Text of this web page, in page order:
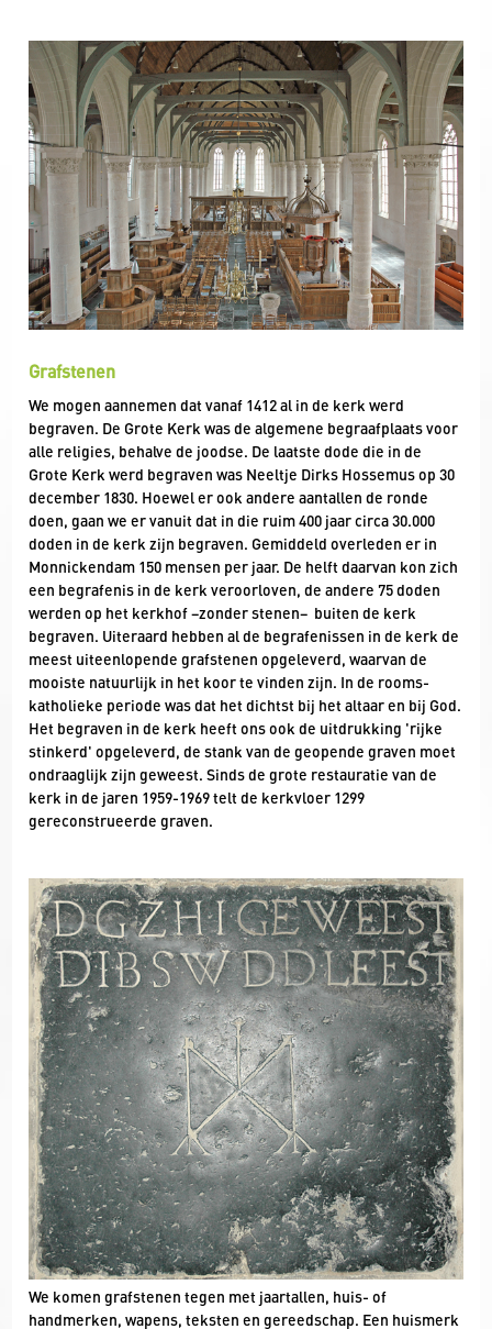
Grafstenen
We mogen aannemen dat vanaf 1412 al in de kerk werd
begraven. De Grote Kerk was de algemene begraafplaats voor
alle religies, behalve de joodse. De laatste dode die in de
Grote Kerk werd begraven was Neeltje Dirks Hossemus op 30
december 1830. Hoewel er ook andere aantallen de ronde
doen, gaan we er vanuit dat in die ruim 400 jaar circa 30.000
doden in de kerk zijn begraven. Gemiddeld overleden er in
Monnickendam 150 mensen per jaar. De helft daarvan kon zich
een begrafenis in de kerk veroorloven, de andere 75 doden
werden op het kerkhof –zonder stenen– buiten de kerk
begraven. Uiteraard hebben al de begrafenissen in de kerk de
meest uiteenlopende grafstenen opgeleverd, waarvan de
mooiste natuurlijk in het koor te vinden zijn. In de rooms-
katholieke periode was dat het dichtst bij het altaar en bij God.
Het begraven in de kerk heeft ons ook de uitdrukking 'rijke
stinkerd' opgeleverd, de stank van de geopende graven moet
ondraaglijk zijn geweest. Sinds de grote restauratie van de
kerk in de jaren 1959-1969 telt de kerkvloer 1299
gereconstrueerde graven.
We komen grafstenen tegen met jaartallen, huis- of